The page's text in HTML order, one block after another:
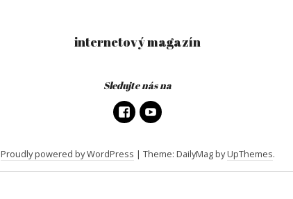
internetový magazín
Sledujte nás na
Proudly powered by WordPress | Theme: DailyMag byUpThemes.